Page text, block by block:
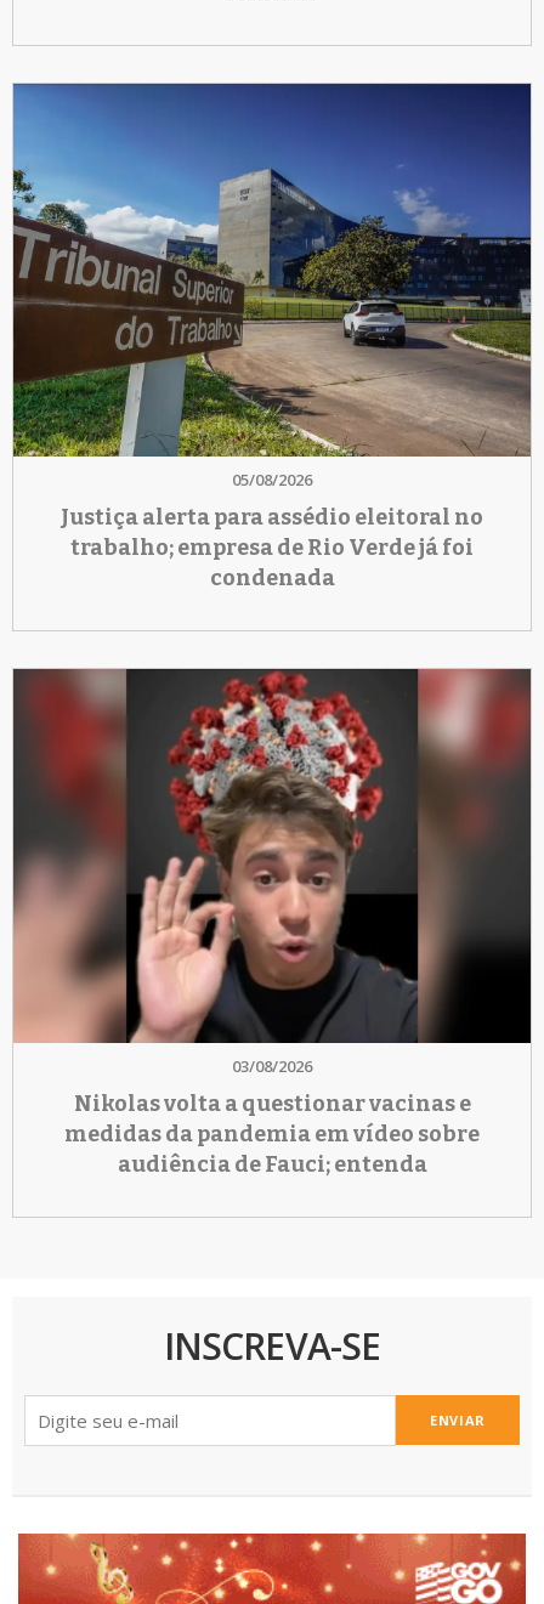
05/08/2026
Justiça alerta para assédio eleitoral no
trabalho; empresa de Rio Verde já foi
condenada
03/08/2026
Nikolas volta a questionar vacinas e
medidas da pandemia em vídeo sobre
audiência de Fauci; entenda
INSCREVA-SE
ENVIAR